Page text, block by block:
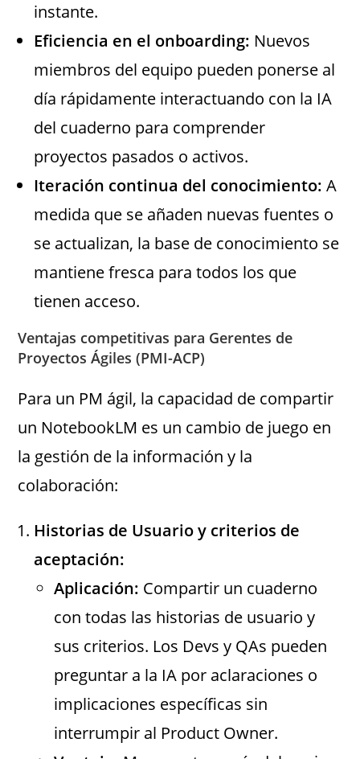
instante.
Eficiencia en el onboarding: Nuevos
miembros del equipo pueden ponerse al
día rápidamente interactuando con la IA
del cuaderno para comprender
proyectos pasados o activos.
Iteración continua del conocimiento: A
medida que se añaden nuevas fuentes o
se actualizan, la base de conocimiento se
mantiene fresca para todos los que
tienen acceso.
Ventajas competitivas para Gerentes de
Proyectos Ágiles (PMI-ACP)
Para un PM ágil, la capacidad de compartir
un NotebookLM es un cambio de juego en
la gestión de la información y la
colaboración:
Historias de Usuario y criterios de
aceptación:
Aplicación: Compartir un cuaderno
con todas las historias de usuario y
sus criterios. Los Devs y QAs pueden
preguntar a la IA por aclaraciones o
implicaciones específicas sin
interrumpir al Product Owner.